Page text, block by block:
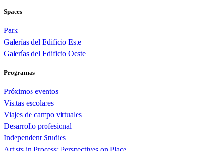
Spaces
Park
Galerías del Edificio Este
Galerías del Edificio Oeste
Programas
Próximos eventos
Visitas escolares
Viajes de campo virtuales
Desarrollo profesional
Independent Studies